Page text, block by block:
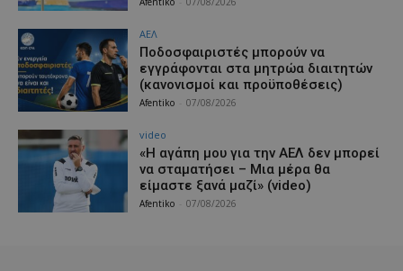
ΑΕΛ
Ποδοσφαιριστές μπορούν να
εγγράφονται στα μητρώα διαιτητών
(κανονισμοί και προϋποθέσεις)
Afentiko 07/08/2026
video
«Η αγάπη μου για την ΑΕΛ δεν μπορεί
να σταματήσει – Μια μέρα θα
είμαστε ξανά μαζί» (video)
Afentiko 07/08/2026